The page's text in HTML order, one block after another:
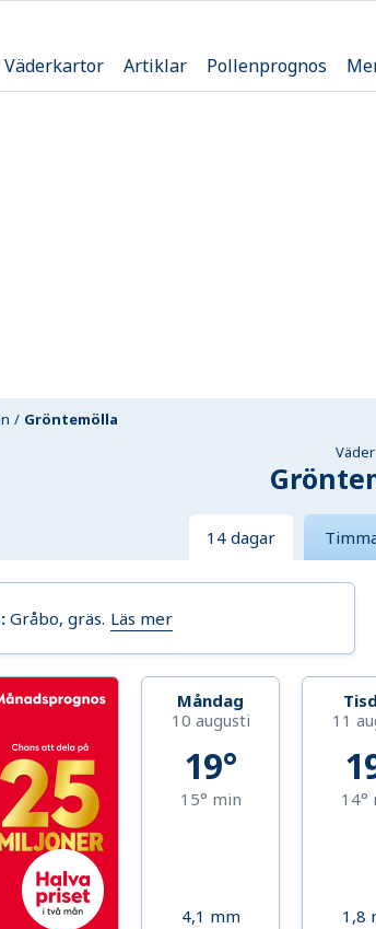
Väderkartor Artiklar Pollenprognos
Gröntemölla
Väder
14 dagar
: Gråbo, gräs. Läs mer
Måndag
10 augusti
19°
15° min
4,1 mm
11
14°
1,8